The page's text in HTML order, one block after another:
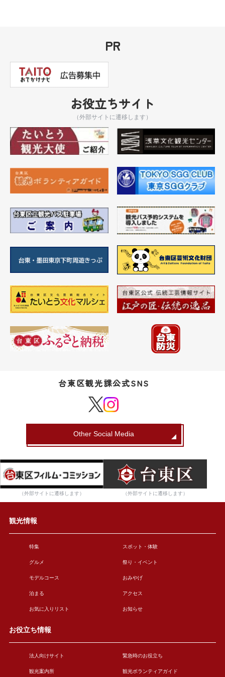
PR
お役立ちサイト
（外部サイトに遷移します）
台東区観光課公式SNS
Other Social Media
（外部サイトに遷移します） （外部サイトに遷移します）
観光情報
特集 スポット・体験
グルメ 祭り・イベント
モデルコース おみやげ
泊まる アクセス
お気に入りリスト お知らせ
お役立ち情報
法人向けサイト 緊急時のお役立ち
観光案内所 観光ボランティアガイド